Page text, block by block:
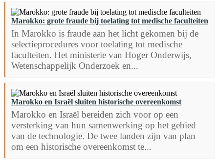
Marokko: grote fraude bij toelating tot medische faculteiten
In Marokko is fraude aan het licht gekomen bij de
selectieprocedures voor toelating tot medische
faculteiten. Het ministerie van Hoger Onderwijs,
Wetenschappelijk Onderzoek en...
Marokko en Israël sluiten historische overeenkomst
Marokko en Israël bereiden zich voor op een
versterking van hun samenwerking op het gebied
van de technologie. De twee landen zijn van plan
om een historische overeenkomst te...